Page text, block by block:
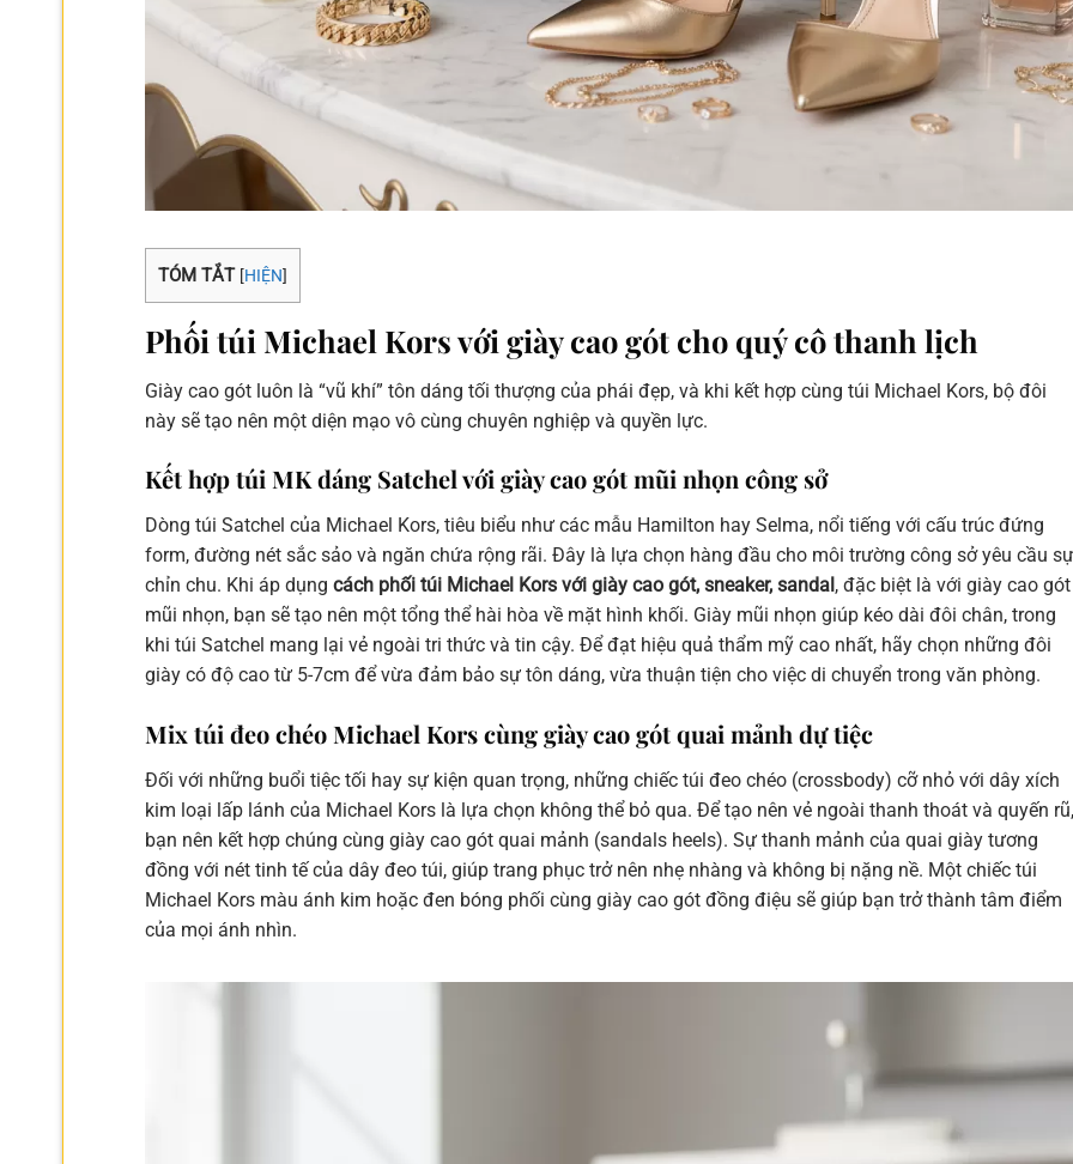
TÓM TẮT [HIỆN]
Phối túi Michael Kors với giày cao gót cho quý cô thanh lịch
Giày cao gót luôn là “vũ khí” tôn dáng tối thượng của phái đẹp, và khi kết hợp cùng túi Michael Kors, bộ đôi
này sẽ tạo nên một diện mạo vô cùng chuyên nghiệp và quyền lực.
Kết hợp túi MK dáng Satchel với giày cao gót mũi nhọn công sở
Dòng túi Satchel của Michael Kors, tiêu biểu như các mẫu Hamilton hay Selma, nổi tiếng với cấu trúc đứng
form, đường nét sắc sảo và ngăn chứa rộng rãi. Đây là lựa chọn hàng đầu cho môi trường công sở yêu cầu sự
chỉn chu. Khi áp dụng cách phối túi Michael Kors với giày cao gót, sneaker, sandal , đặc biệt là với giày cao gót
mũi nhọn, bạn sẽ tạo nên một tổng thể hài hòa về mặt hình khối. Giày mũi nhọn giúp kéo dài đôi chân, trong
khi túi Satchel mang lại vẻ ngoài tri thức và tin cậy. Để đạt hiệu quả thẩm mỹ cao nhất, hãy chọn những đôi
giày có độ cao từ 5-7cm để vừa đảm bảo sự tôn dáng, vừa thuận tiện cho việc di chuyển trong văn phòng.
Mix túi đeo chéo Michael Kors cùng giày cao gót quai mảnh dự tiệc
Đối với những buổi tiệc tối hay sự kiện quan trọng, những chiếc túi đeo chéo (crossbody) cỡ nhỏ với dây xích
kim loại lấp lánh của Michael Kors là lựa chọn không thể bỏ qua. Để tạo nên vẻ ngoài thanh thoát và quyến rũ,
bạn nên kết hợp chúng cùng giày cao gót quai mảnh (sandals heels). Sự thanh mảnh của quai giày tương
đồng với nét tinh tế của dây đeo túi, giúp trang phục trở nên nhẹ nhàng và không bị nặng nề. Một chiếc túi
Michael Kors màu ánh kim hoặc đen bóng phối cùng giày cao gót đồng điệu sẽ giúp bạn trở thành tâm điểm
của mọi ánh nhìn.